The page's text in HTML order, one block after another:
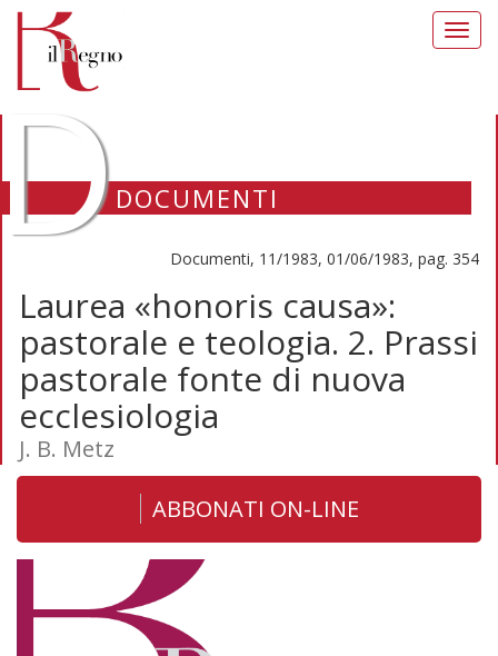
DOCUMENTI
Documenti, 11/1983, 01/06/1983, pag. 354
Laurea «honoris causa»:
pastorale e teologia. 2. Prassi
pastorale fonte di nuova
ecclesiologia
J. B. Metz
ABBONATI ON-LINE